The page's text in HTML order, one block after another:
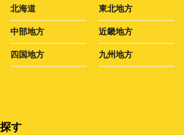
北海道 東北地方
中部地方 近畿地方
四国地方 九州地方
す